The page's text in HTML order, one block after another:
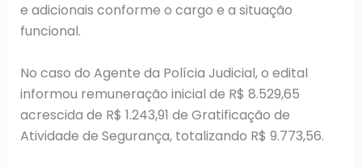
e adicionais conforme o cargo e a situação
funcional.
No caso do Agente da Polícia Judicial, o edital
informou remuneração inicial de R$ 8.529,65
acrescida de R$ 1.243,91 de Gratificação de
Atividade de Segurança, totalizando R$ 9.773,56.